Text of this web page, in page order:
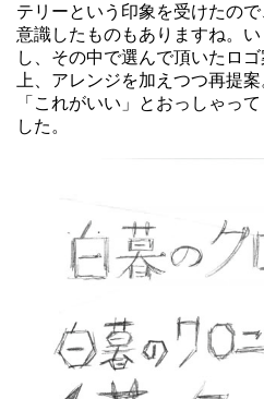
テリーという印象を受けたの
意識したものもありますね。
し、その中で選んで頂いたロ
上、アレンジを加えつつ再提
「これがいい」とおっしゃっ
した。